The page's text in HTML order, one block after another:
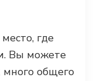
где
Вы можете
много общего